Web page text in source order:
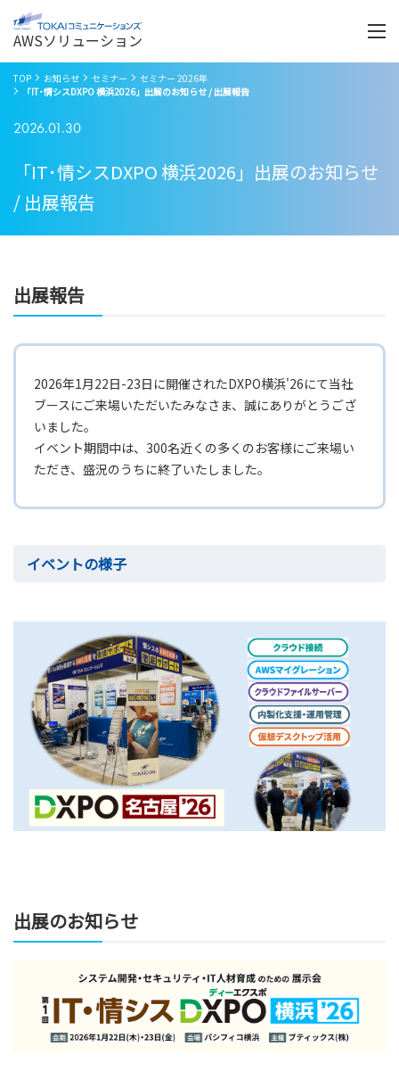
AWSソリューション
く
TOP お知らせ セミナー
セミナー 2026年
「IT･情シスDXPO 横浜2026」出展のお知らせ / 出展報告
2026.01.30
「IT･情シスDXPO 横浜2026」出展のお知らせ
/ 出展報告
出展報告
2026年1月22日-23日に開催されたDXPO横浜'26にて当社
ブースにご来場いただいたみなさま、誠にありがとうござ
いました。
イベント期間中は、300名近くの多くのお客様にご来場い
ただき、盛況のうちに終了いたしました。
イベントの様子
出展のお知らせ